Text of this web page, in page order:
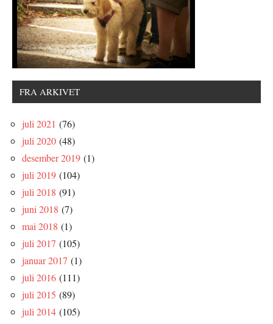
FRA ARKIVET
juli 2021 (76)
juli 2020 (48)
desember 2019 (1)
juli 2019 (104)
juli 2018 (91)
juni 2018 (7)
mai 2018 (1)
juli 2017 (105)
januar 2017 (1)
juli 2016 (111)
juli 2015 (89)
juli 2014 (105)